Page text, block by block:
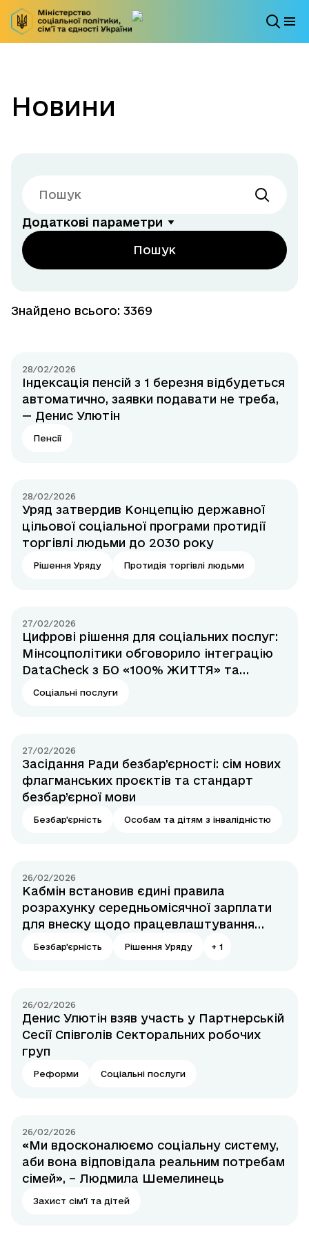
Новини
Додаткові параметри
Пошук
Знайдено всього: 3369
28/02/2026
Індексація пенсій з 1 березня відбудеться
автоматично, заявки подавати не треба,
— Денис Улютін
Пенсії
28/02/2026
Уряд затвердив Концепцію державної
цільової соціальної програми протидії
торгівлі людьми до 2030 року
Рішення Уряду Протидія торгівлі людьми
27/02/2026
Цифрові рішення для соціальних послуг:
Мінсоцполітики обговорило інтеграцію
DataCheck з БО «100% ЖИТТЯ» та
Коаліцією надавачів соціальних послуг
Соціальні послуги
27/02/2026
Засідання Ради безбар’єрності: сім нових
флагманських проєктів та стандарт
безбар’єрної мови
Безбар'єрність Особам та дітям з інвалідністю
26/02/2026
Кабмін встановив єдині правила
розрахунку середньомісячної зарплати
для внеску щодо працевлаштування
людей з інвалідністю
Безбар'єрність Рішення Уряду + 1
26/02/2026
Денис Улютін взяв участь у Партнерській
Сесії Співголів Секторальних робочих
груп
Реформи Соціальні послуги
26/02/2026
«Ми вдосконалюємо соціальну систему,
аби вона відповідала реальним потребам
сімей», – Людмила Шемелинець
Захист сім'ї та дітей